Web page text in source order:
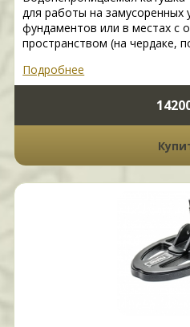
для работы на замусоренных
фундаментов или в местах с
пространством (на чердаке,
Подробнее